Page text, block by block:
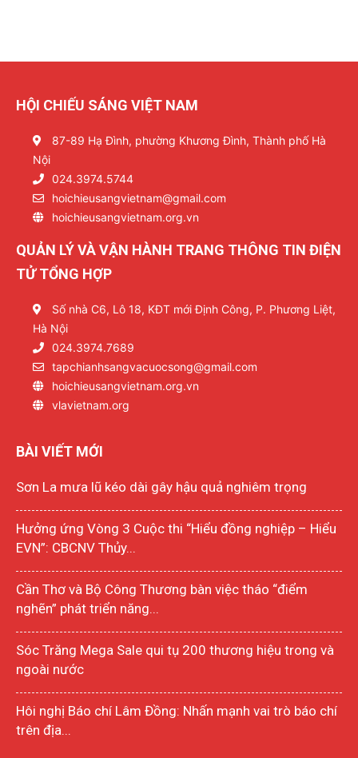
HỘI CHIẾU SÁNG VIỆT NAM
87-89 Hạ Đình, phường Khương Đình, Thành phố Hà
Nội
024.3974.5744
hoichieusangvietnam@gmail.com
hoichieusangvietnam.org.vn
QUẢN LÝ VÀ VẬN HÀNH TRANG THÔNG TIN ĐIỆN
TỬ TỔNG HỢP
Số nhà C6, Lô 18, KĐT mới Định Công, P. Phương Liệt,
Hà Nội
024.3974.7689
tapchianhsangvacuocsong@gmail.com
hoichieusangvietnam.org.vn
vlavietnam.org
BÀI VIẾT MỚI
Sơn La mưa lũ kéo dài gây hậu quả nghiêm trọng
Hưởng ứng Vòng 3 Cuộc thi “Hiểu đồng nghiệp – Hiểu
EVN”: CBCNV Thủy...
Cần Thơ và Bộ Công Thương bàn việc tháo “điểm
nghẽn” phát triển năng...
Sóc Trăng Mega Sale qui tụ 200 thương hiệu trong và
ngoài nước
Hôi nghị Báo chí Lâm Đồng: Nhấn mạnh vai trò báo chí
trên địa...